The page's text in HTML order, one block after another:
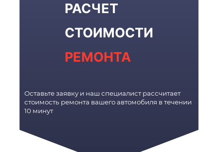
РАСЧЕТ
СТОИМОСТИ
РЕМОНТА
Оставьте заявку и наш специалист рассчитает
стоимость ремонта вашего автомобиля в течении
10 минут